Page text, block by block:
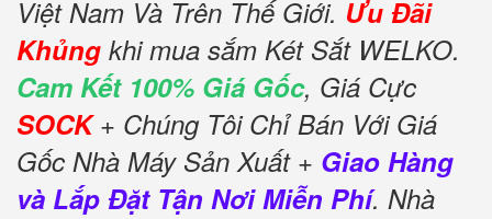
Việt Nam Và Trên Thế Giới. Ưu Đãi
Khủng khi mua sắm Két Sắt WELKO.
Cam Kết 100% Giá Gốc, Giá Cực
SOCK+ Chúng Tôi Chỉ Bán Với Giá
Gốc Nhà Máy Sản Xuất + Giao Hàng
và Lắp Đặt Tận Nơi Miễn Phí. Nhà